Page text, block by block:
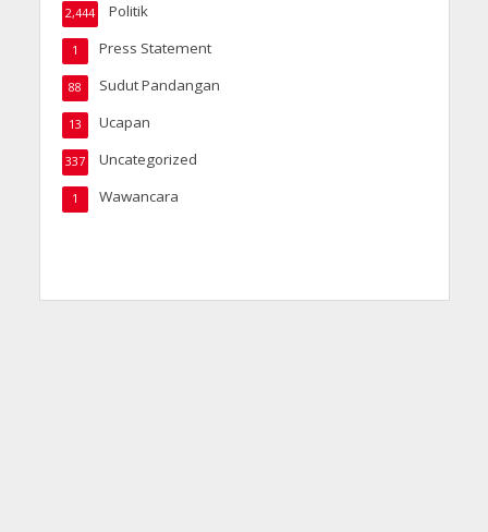
Politik
2,444
Press Statement
1
Sudut Pandangan
88
Ucapan
13
Uncategorized
337
Wawancara
1